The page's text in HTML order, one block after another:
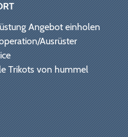
Angebot einholen
Ausrüster
Trikots von hummel